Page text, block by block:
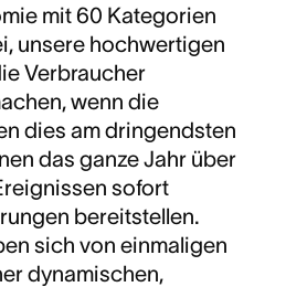
mit 60 Kategorien
unsere hochwertigen
Verbraucher
wenn die
dies am dringendsten
das ganze Jahr über
sofort
bereitstellen.
sich von einmaligen
dynamischen,